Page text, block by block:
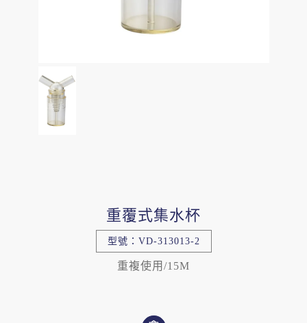
重覆式集水杯
型號：VD-313013-2
重複使用/15M